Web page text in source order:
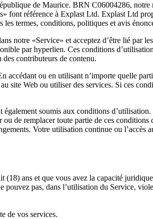
de Maurice. BRN C06004286, notre
font référence à Explast Ltd. Explast Ltd
les termes, conditions, politiques et avis
notre «Service» et acceptez d’être lié
par hyperlien. Ces conditions
des contributeurs de contenu.
ou en utilisant n’importe quelle
site Web ou utiliser des services. Si ces
soumis aux conditions
de remplacer toute partie de ces
Votre utilisation continue ou l’accès
ans et que vous avez la capacité
pas, dans l’utilisation du Service,
de vos services.